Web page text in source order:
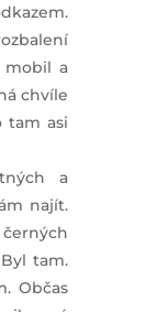
mobil a
chvíle
tam asi
a
najít.
tam.
Občas